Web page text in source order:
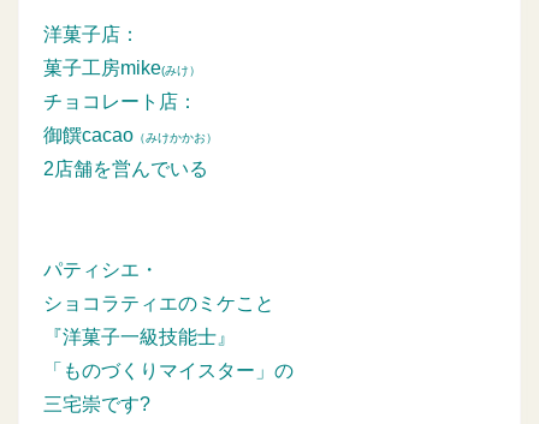
洋菓子店：
菓子工房mike(みけ）
チョコレート店：
御饌cacao （みけかかお）
2店舗を営んでいる
パティシエ・
ショコラティエのミケこと
『洋菓子一級技能士』
「ものづくりマイスター」の
三宅崇です?